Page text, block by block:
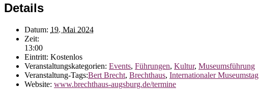
Details
Datum: 19. Mai 2024
Zeit:
13:00
Eintritt: Kostenlos
Veranstaltungskategorien: Events, Führungen, Kultur, Museumsführung
Veranstaltung-Tags:Bert Brecht, Brechthaus, Internationaler Museumstag
Website: www.brechthaus-augsburg.de/termine